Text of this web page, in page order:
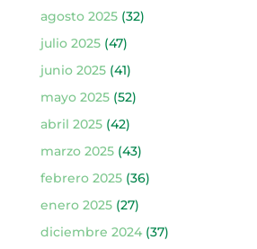
agosto 2025(32)
julio 2025(47)
junio 2025(41)
mayo 2025(52)
abril 2025(42)
marzo 2025(43)
febrero 2025(36)
enero 2025(27)
diciembre 2024(37)